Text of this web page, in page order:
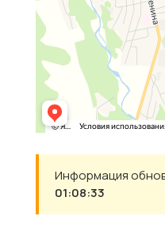
Информация
01:08:33